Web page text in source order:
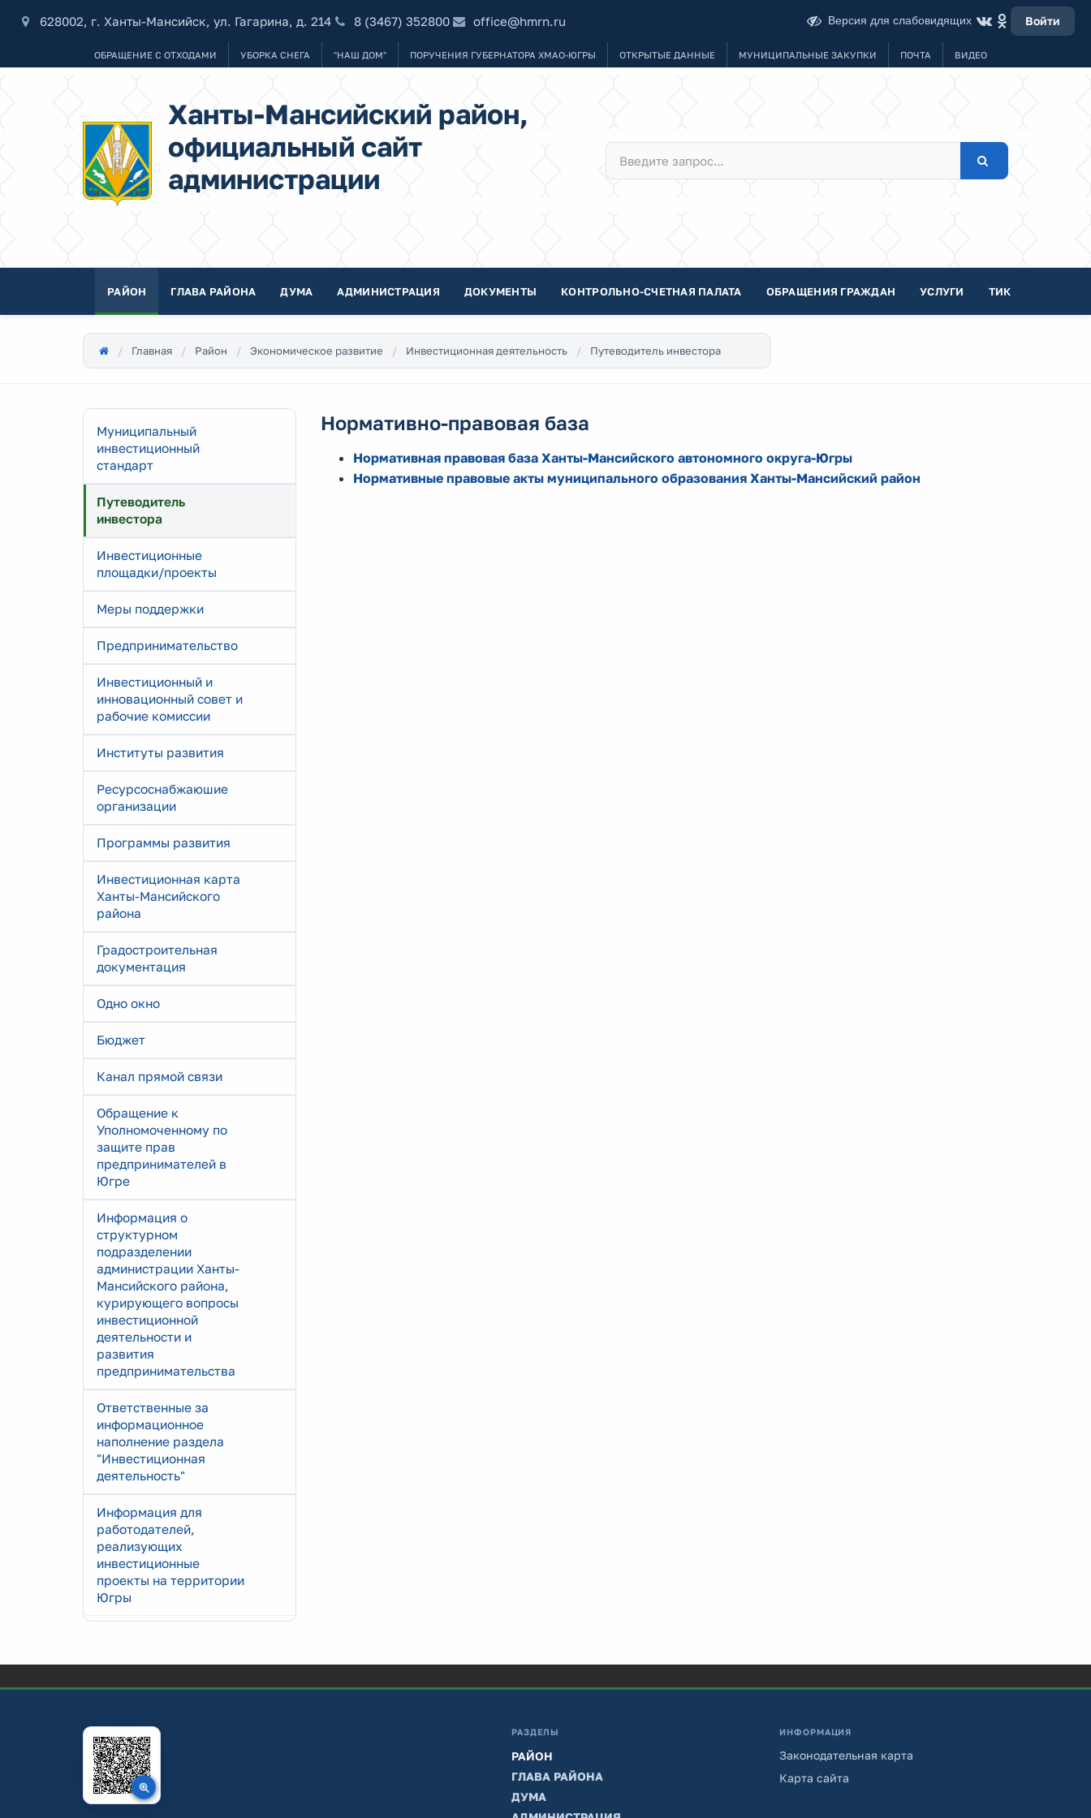
628002, г. Ханты-Мансийск, ул. Гагарина, д. 214 8 (3467) 352800 office@hmrn.ru Версия для слабовидящих Войти
ОБРАЩЕНИЕ С ОТХОДАМИ УБОРКА СНЕГА "НАШ ДОМ" ПОРУЧЕНИЯ ГУБЕРНАТОРА ХМАО-ЮГРЫ ОТКРЫТЫЕ ДАННЫЕ МУНИЦИПАЛЬНЫЕ ЗАКУПКИ ПОЧТА ВИДЕО
Ханты-Мансийский район,
официальный сайт
администрации
РАЙОН ГЛАВА РАЙОНА ДУМА АДМИНИСТРАЦИЯ ДОКУМЕНТЫ КОНТРОЛЬНО-СЧЕТНАЯ ПАЛАТА ОБРАЩЕНИЯ ГРАЖДАН УСЛУГИ ТИК
Главная Район Экономическое развитие Инвестиционная деятельность Путеводитель инвестора
Муниципальный
инвестиционный
стандарт
Путеводитель
инвестора
Инвестиционные
площадки/проекты
Меры поддержки
Предпринимательство
Инвестиционный и
инновационный совет и
рабочие комиссии
Институты развития
Ресурсоснабжаюшие
организации
Программы развития
Инвестиционная карта
Ханты-Мансийского
района
Градостроительная
документация
Одно окно
Бюджет
Канал прямой связи
Обращение к
Уполномоченному по
защите прав
предпринимателей в
Югре
Информация о
структурном
подразделении
администрации Ханты-
Мансийского района,
курирующего вопросы
инвестиционной
деятельности и
развития
предпринимательства
Ответственные за
информационное
наполнение раздела
"Инвестиционная
деятельность"
Информация для
работодателей,
реализующих
инвестиционные
проекты на территории
Югры
Нормативно-правовая база
Нормативная правовая база Ханты-Мансийского автономного округа-Югры
Нормативные правовые акты муниципального образования Ханты-Мансийский район
РАЗДЕЛЫ
РАЙОН
ГЛАВА РАЙОНА
ДУМА
ИНФОРМАЦИЯ
Законодательная карта
Карта сайта